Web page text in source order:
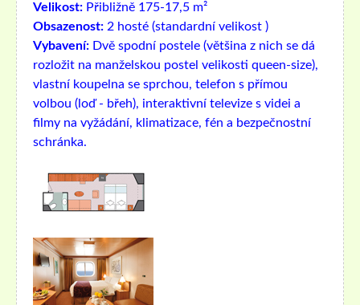
Velikost: Přibližně 175-17,5 m²
Obsazenost: 2 hosté (standardní velikost )
Vybavení: Dvě spodní postele (většina z nich se dá
rozložit na manželskou postel velikosti queen-size),
vlastní koupelna se sprchou, telefon s přímou
volbou (loď - břeh), interaktivní televize s videi a
filmy na vyžádání, klimatizace, fén a bezpečnostní
schránka.